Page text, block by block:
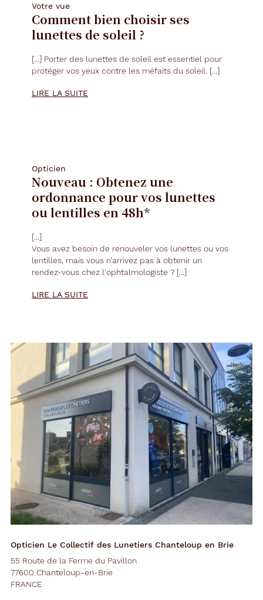
Votre vue
Comment bien choisir ses
lunettes de soleil ?
[...] Porter des lunettes de soleil est essentiel pour
protéger vos yeux contre les méfaits du soleil. [...]
LIRE LA SUITE
Opticien
Nouveau : Obtenez une
ordonnance pour vos lunettes
ou lentilles en 48h*
[...]
Vous avez besoin de renouveler vos lunettes ou vos
lentilles, mais vous n’arrivez pas à obtenir un
rendez-vous chez l'ophtalmologiste ? [...]
LIRE LA SUITE
Opticien Le Collectif des Lunetiers Chanteloup en Brie
55 Route de la Ferme du Pavillon
77600 Chanteloup-en-Brie
FRANCE